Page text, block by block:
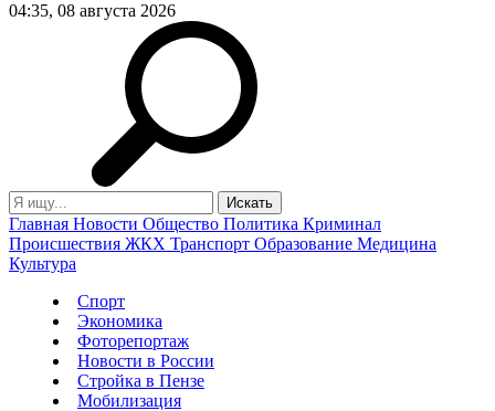
04:35, 08 августа 2026
Главная Новости Общество Политика Криминал
Происшествия ЖКХ Транспорт Образование Медицина
Культура
Спорт
Экономика
Фоторепортаж
Новости в России
Стройка в Пензе
Мобилизация